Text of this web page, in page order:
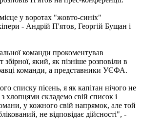
у воротах "жовто-синіх"
- Андрій П'ятов, Георгій Бущан і
команди прокоментував
який, як пізніше розповіли в
команди, а представники УЄФА.
списку пісень, я як капітан нічого не
хлопцями складемо свій список і
у кожного свій напрямок, але той
не відповідає дійсності", -